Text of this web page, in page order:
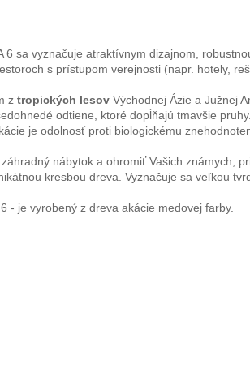
6 sa vyznačuje atraktívnym dizajnom,
s prístupom verejnosti (napr. hotely,
z tropických lesov Východnej Ázie a Južnej
odtiene, ktoré dopĺňajú tmavšie
je odolnosť proti biologickému
nábytok a ohromiť Vašich známych,
kresbou dreva. Vyznačuje sa veľkou
- je vyrobený z dreva akácie medovej farby.